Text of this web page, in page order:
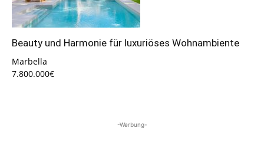
Beauty und Harmonie für luxuriöses Wohnambiente
Marbella
7.800.000€
-Werbung-